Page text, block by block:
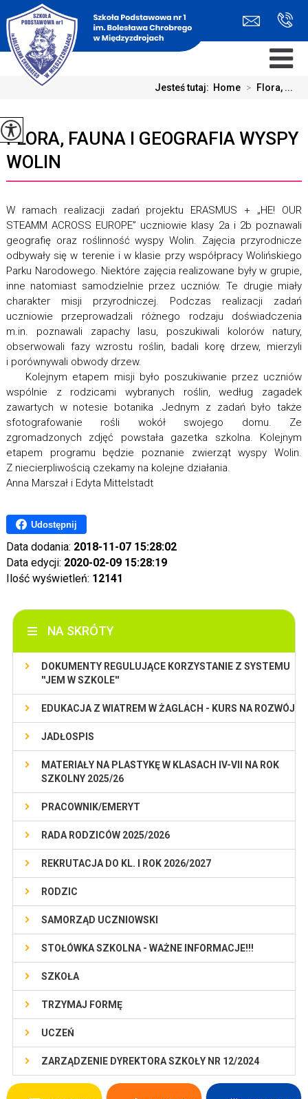
Jesteś tutaj: Home > Flora, ...
FLORA, FAUNA I GEOGRAFIA WYSPY
WOLIN
W ramach realizacji zadań projektu ERASMUS + „HE! OUR
STEAMM ACROSS EUROPE” uczniowie klasy 2a i 2b poznawali
geografię oraz roślinność wyspy Wolin. Zajęcia przyrodnicze
odbywały się w terenie i w klasie przy współpracy Wolińskiego
Parku Narodowego. Niektóre zajęcia realizowane były w grupie,
inne natomiast samodzielnie przez uczniów. Te drugie miały
charakter misji przyrodniczej. Podczas realizacji zadań
uczniowie przeprowadzali różnego rodzaju doświadczenia
m.in. poznawali zapachy lasu, poszukiwali kolorów natury,
obserwowali fazy wzrostu roślin, badali korę drzew, mierzyli
i porównywali obwody drzew.
Kolejnym etapem misji było poszukiwanie przez uczniów
wspólnie z rodzicami wybranych roślin, według zagadek
zawartych w notesie botanika .Jednym z zadań było także
sfotografowanie rośli wokół swojego domu. Ze
zgromadzonych zdjęć powstała gazetka szkolna. Kolejnym
etapem programu będzie poznanie zwierząt wyspy Wolin.
Z niecierpliwością czekamy na kolejne działania.
Anna Marszał i Edyta Mittelstadt
Udostępnij
Data dodania: 2018-11-07 15:28:02
Data edycji: 2020-02-09 15:28:19
Ilość wyświetleń: 12141
NA SKRÓTY
DOKUMENTY REGULUJĄCE KORZYSTANIE Z SYSTEMU
''JEM W SZKOLE''
EDUKACJA Z WIATREM W ŻAGLACH - KURS NA ROZWÓJ
JADŁOSPIS
MATERIAŁY NA PLASTYKĘ W KLASACH IV-VII NA ROK
SZKOLNY 2025/26
PRACOWNIK/EMERYT
RADA RODZICÓW 2025/2026
REKRUTACJA DO KL. I ROK 2026/2027
RODZIC
SAMORZĄD UCZNIOWSKI
STOŁÓWKA SZKOLNA - WAŻNE INFORMACJE!!!
SZKOŁA
TRZYMAJ FORMĘ
UCZEŃ
ZARZĄDZENIE DYREKTORA SZKOŁY NR 12/2024